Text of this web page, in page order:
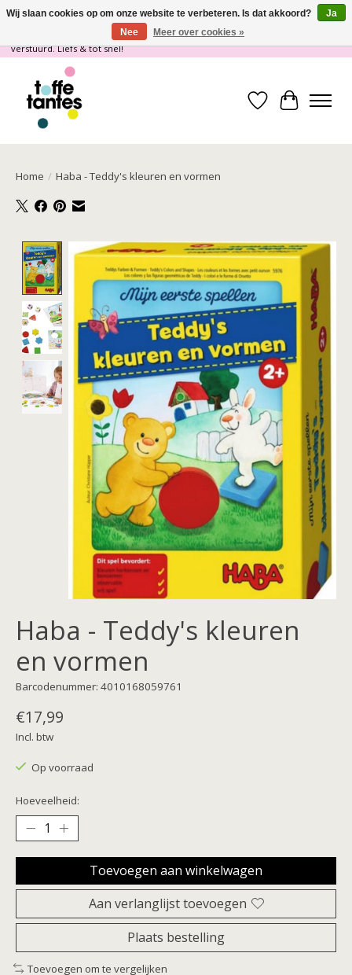
Wij gaan op vakantie! vanaf 4 juli t/m 21 juli worden er geen pakketjes
verstuurd. Liefs & tot snel!
Verlanglijst
Home / Haba - Teddy's kleuren en vormen
Product image slideshow Items
Haba - Teddy's kleuren
en vormen
Barcodenummer: 4010168059761
€17,99
Incl. btw
Op voorraad
Hoeveelheid:
Toevoegen aan winkelwagen
Aan verlanglijst toevoegen
Plaats bestelling
Toevoegen om te vergelijken
Wij slaan cookies op om onze website te verbeteren. Is dat akkoord?
Ja
Nee
Meer over cookies »